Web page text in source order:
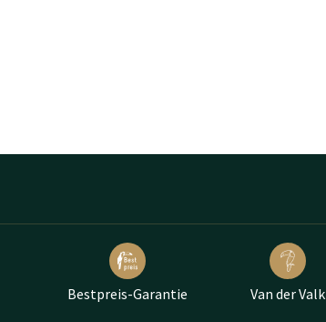
Bestpreis-Garantie Van der Valk